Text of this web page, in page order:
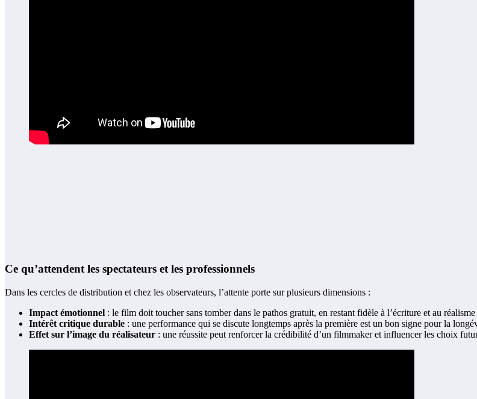
Ce qu’attendent les spectateurs et les professionnels
Dans les cercles de distribution et chez les observateurs, l’attente porte sur plusieurs dimensions :
Impact émotionnel : le film doit toucher sans tomber dans le pathos gratuit, en restant fidèle à l’écriture et au
Intérêt critique durable : une performance qui se discute longtemps après la première est un bon signe pour la
Effet sur l’image du réalisateur : une réussite peut renforcer la crédibilité d’un filmmaker et influencer les choix